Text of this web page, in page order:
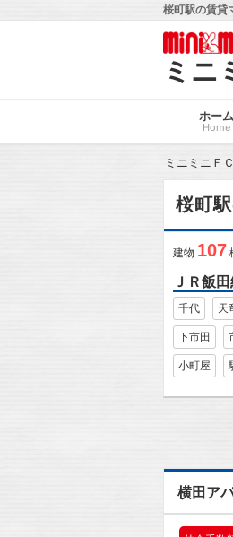
桜町駅の賃貸
ミニ
ホーム
Home
ミニミニＦ
桜町
建物 107
ＪＲ飯
千代 天
下市田
小町屋
横田ア